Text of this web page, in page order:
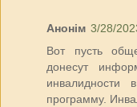
Анонім 3/28/
Вот пусть
донесут
программу.